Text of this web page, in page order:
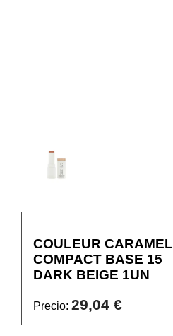
COULEUR CARAMEL
COMPACT BASE 15
DARK BEIGE 1UN
Precio: 29,04 €